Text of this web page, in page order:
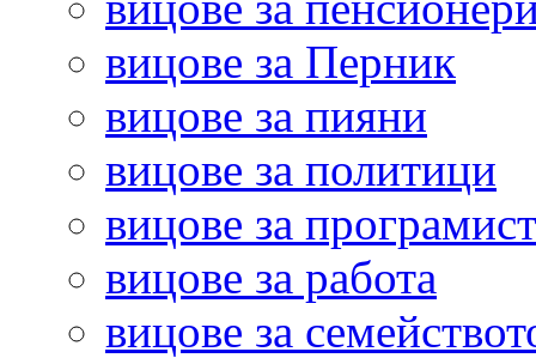
вицове за Перник
вицове за пияни
вицове за политици
вицове за
вицове за работа
вицове за